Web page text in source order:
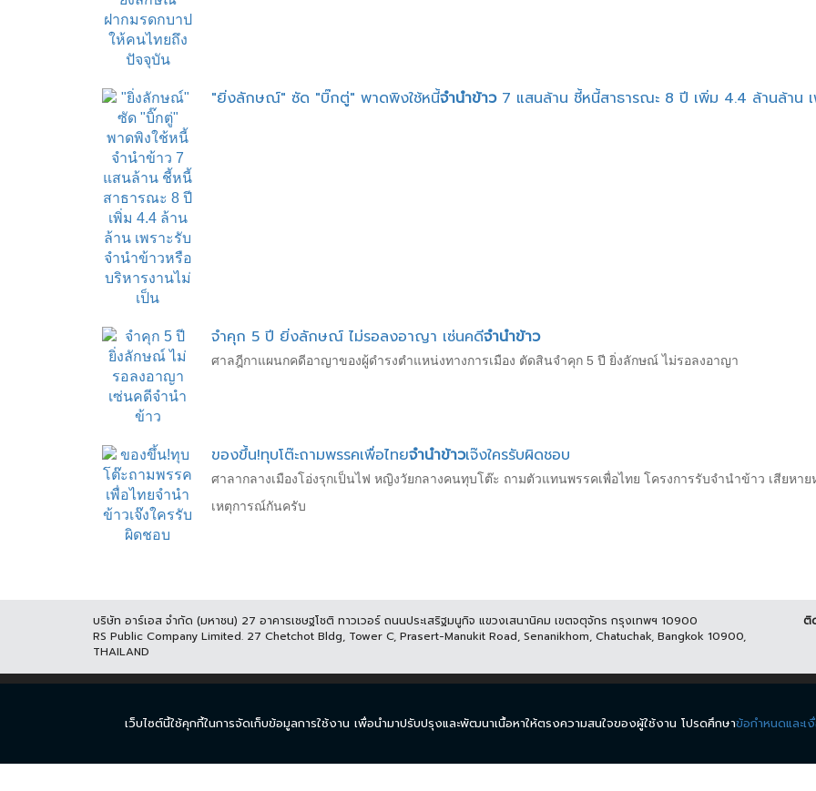
"ยิ่งลักษณ์" ซัด "บิ๊กตู่" พาดพิงใช้หนี้จำนำข้าว7 แสนล้าน ชี้หนี้สาธารณะ 8 ปี เพิ่ม 4.4 ล้านล้าน เ
จำคุก 5 ปี ยิ่งลักษณ์ ไม่รอลงอาญา เซ่นคดีจำนำข้าว
ศาลฎีกาแผนกคดีอาญาของผู้ดำรงตำแหน่งทางการเมือง ตัดสินจำคุก 5 ปี ยิ่งลักษณ์ ไม่รอลงอาญา
ของขึ้น!ทุบโต๊ะถามพรรคเพื่อไทยจำนำข้าวเจ๊งใครรับผิดชอบ
ศาลากลางเมืองโอ่งรุกเป็นไฟ หญิงวัยกลางคนทุบโต๊ะ ถามตัวแทนพรรคเพื่อไทย โครงการรับจำนำข้าว เสียห
เหตุการณ์กันครับ
บริษัท อาร์เอส จำกัด (มหาชน) 27 อาคารเชษฐโชติ ทาวเวอร์ ถนนประเสริฐมนูกิจ แขวงเสนานิคม เขตจตุจักร กรุงเทพฯ 10900
RS Public Company Limited. 27 Chetchot Bldg, Tower C, Prasert-Manukit Road, Senanikhom, Chatuchak, Bangkok 10900,
THAILAND
ติ
เว็บไซต์นี้ใช้คุกกี้ในการจัดเก็บข้อมูลการใช้งาน เพื่อนำมาปรับปรุงและพัฒนาเนื้อหาให้ตรงความสนใจของผู้ใช้งาน โปรดศึกษาข้อกำหนดและเ